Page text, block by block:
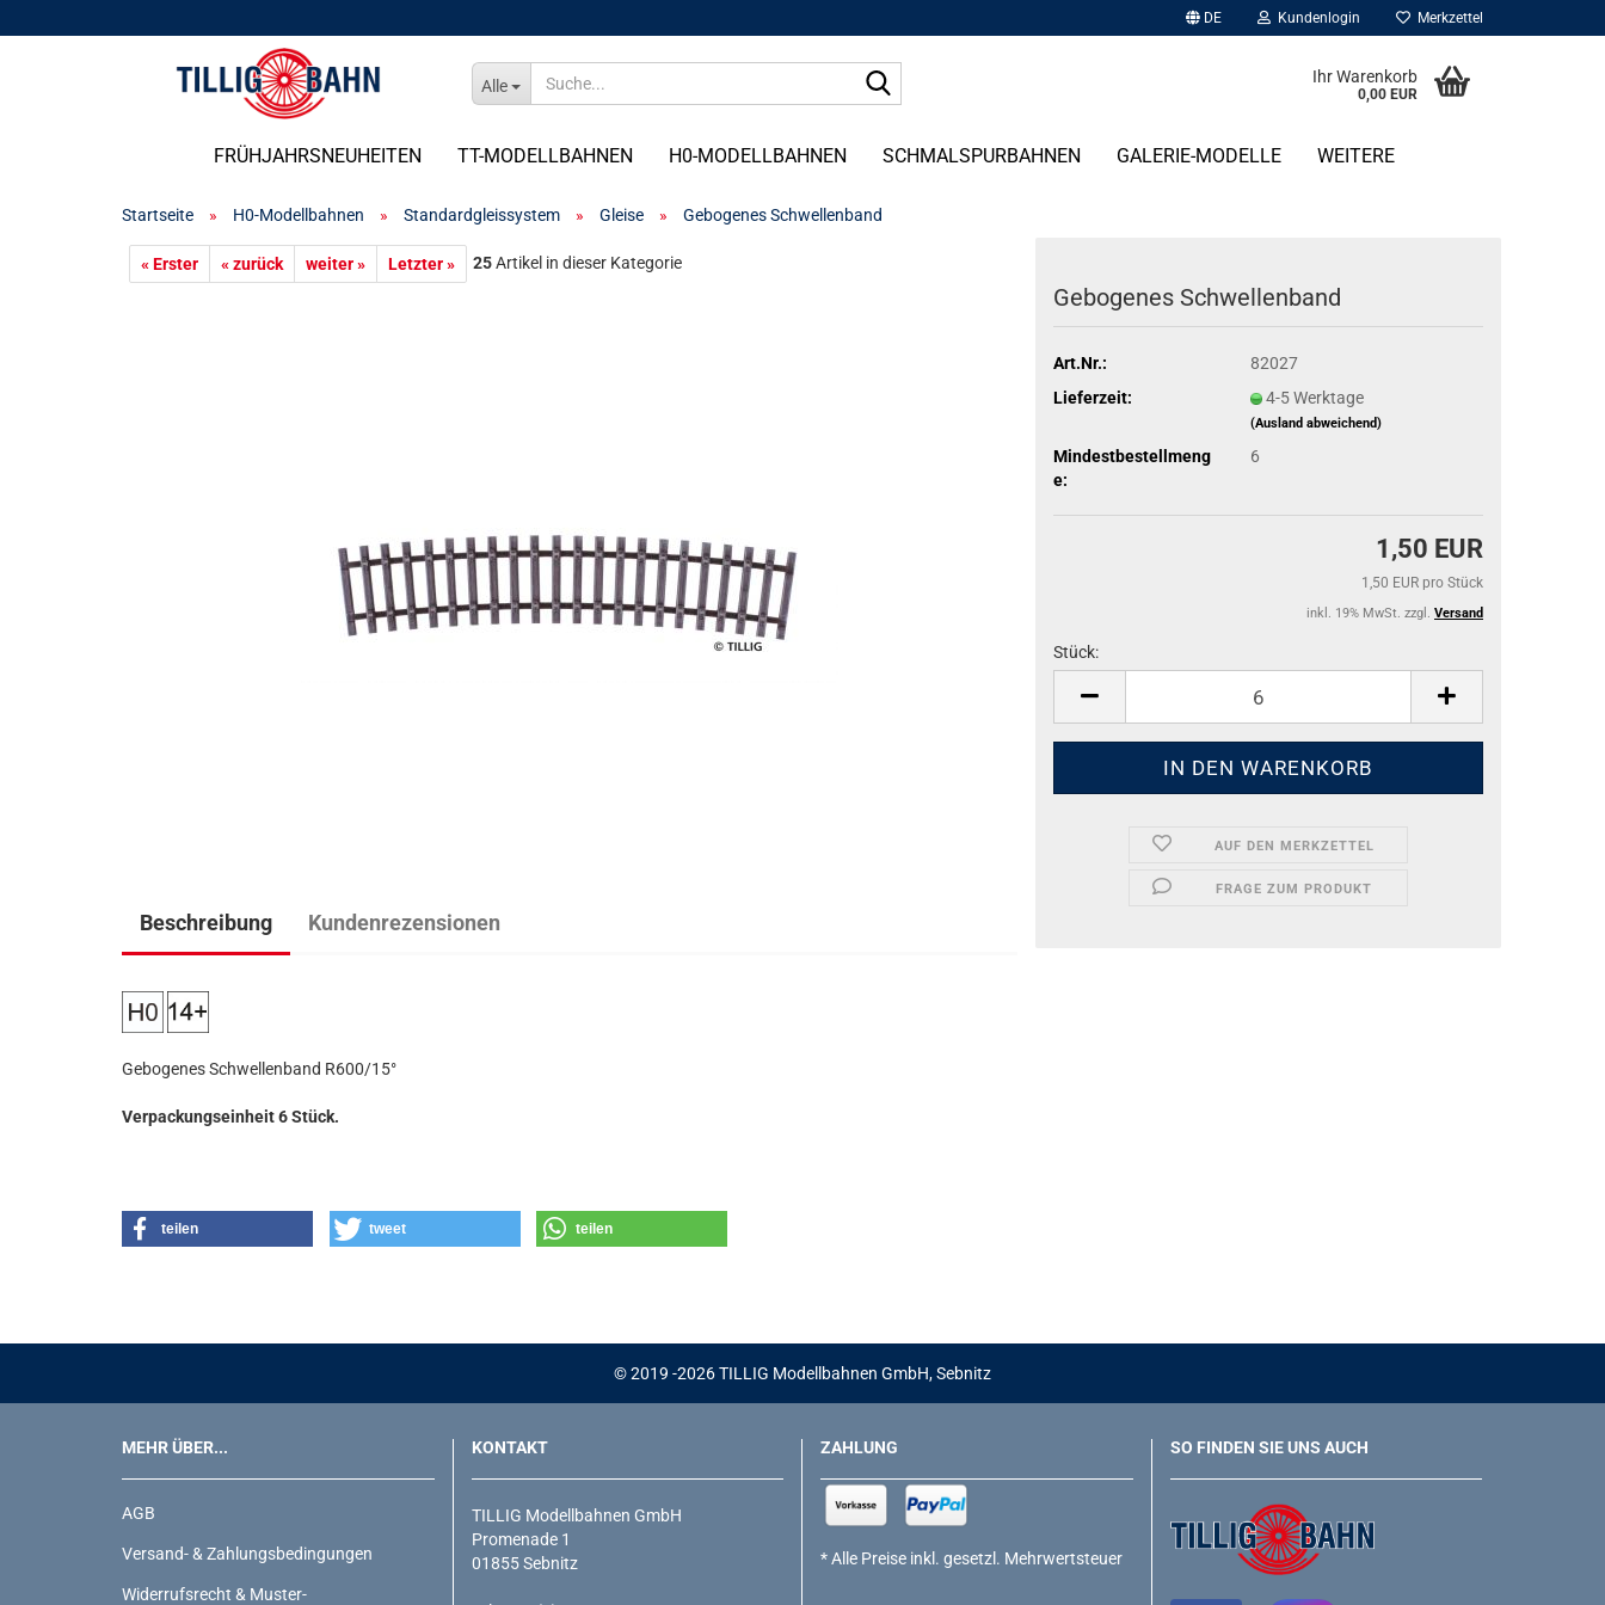
DE Kundenlogin Merkzettel
Alle Ihr Warenkorb
0,00 EUR
FRÜHJAHRSNEUHEITEN TT-MODELLBAHNEN H0-MODELLBAHNEN SCHMALSPURBAHNEN GALERIE-MODELLE WEITERE
Startseite » H0-Modellbahnen » Standardgleissystem » Gleise » Gebogenes Schwellenband
« Erster « zurück weiter » Letzter » 25Artikel in dieser Kategorie
Gebogenes Schwellenband
Art.Nr.:
82027
Lieferzeit:
4-5 Werktage
(Ausland abweichend)
Mindestbestellmeng
e:
6
1,50 EUR
1,50 EUR pro Stück
inkl. 19% MwSt. zzgl. Versand
Stück:
Stück
AUF DEN MERKZETTEL
FRAGE ZUM PRODUKT
Beschreibung Kundenrezensionen
Gebogenes Schwellenband R600/15°
Verpackungseinheit 6 Stück.
teilen tweet teilen
© 2019 -2026 TILLIG Modellbahnen GmbH, Sebnitz
MEHR ÜBER...
AGB
Versand- & Zahlungsbedingungen
Widerrufsrecht & Muster-
KONTAKT
TILLIG Modellbahnen GmbH
Promenade 1
01855 Sebnitz
ZAHLUNG
* Alle Preise inkl. gesetzl. Mehrwertsteuer
SO FINDEN SIE UNS AUCH